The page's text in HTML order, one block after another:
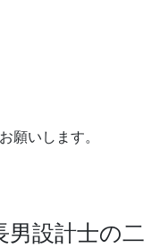
願いします。
男設計士の二